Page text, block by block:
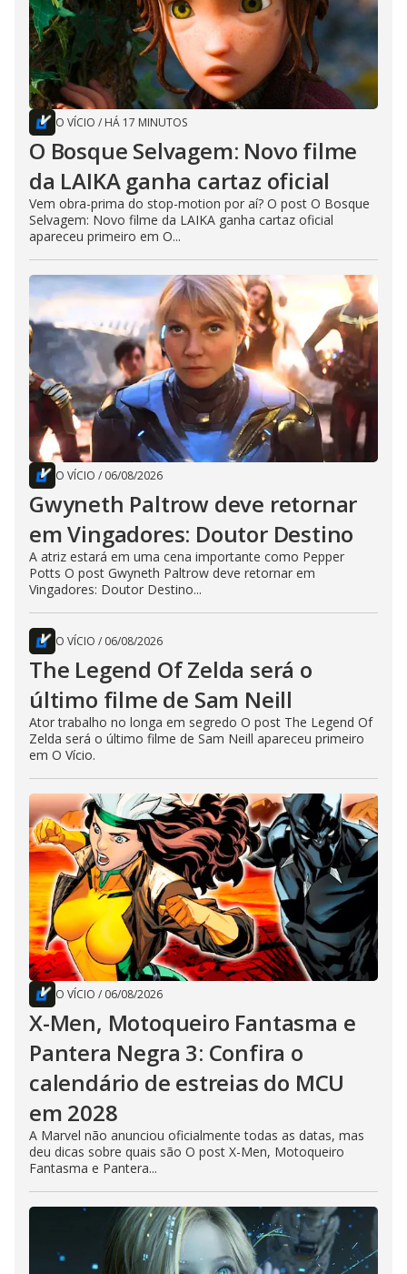
O VÍCIO / HÁ 17 MINUTOS
O Bosque Selvagem: Novo filme
da LAIKA ganha cartaz oficial
Vem obra-prima do stop-motion por aí? O post O Bosque
Selvagem: Novo filme da LAIKA ganha cartaz oficial
apareceu primeiro em O...
O VÍCIO / 06/08/2026
Gwyneth Paltrow deve retornar
em Vingadores: Doutor Destino
A atriz estará em uma cena importante como Pepper
Potts O post Gwyneth Paltrow deve retornar em
Vingadores: Doutor Destino...
O VÍCIO / 06/08/2026
The Legend Of Zelda será o
último filme de Sam Neill
Ator trabalho no longa em segredo O post The Legend Of
Zelda será o último filme de Sam Neill apareceu primeiro
em O Vício.
O VÍCIO / 06/08/2026
X-Men, Motoqueiro Fantasma e
Pantera Negra 3: Confira o
calendário de estreias do MCU
em 2028
A Marvel não anunciou oficialmente todas as datas, mas
deu dicas sobre quais são O post X-Men, Motoqueiro
Fantasma e Pantera...